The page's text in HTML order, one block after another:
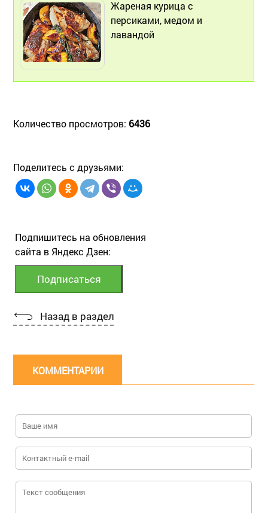
Жареная курица с
персиками, медом и
лавандой
Количество просмотров: 6436
Поделитесь с друзьями:
Подпишитесь на обновления
сайта в Яндекс Дзен:
Назад в раздел
КОММЕНТАРИИ